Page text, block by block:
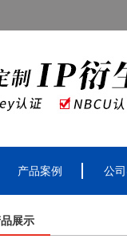
产品案例 公
展示